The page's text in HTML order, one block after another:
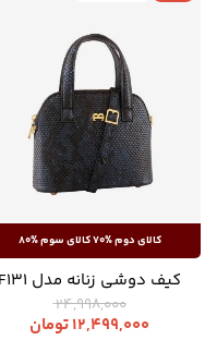
کیف دوشی زنانه مدل F131
24,998,000
12,499,000تومان